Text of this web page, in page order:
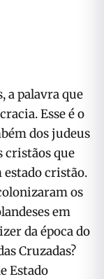
a palavra que
Esse é o
dos judeus
que
cristão.
os
em
da época do
Cruzadas?
Estado